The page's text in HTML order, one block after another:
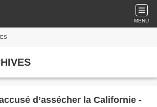
MENU
d’assécher la Californie -